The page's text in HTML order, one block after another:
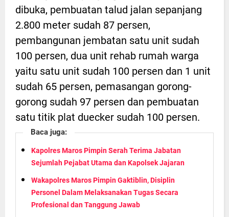
dibuka, pembuatan talud jalan sepanjang
2.800 meter sudah 87 persen,
pembangunan jembatan satu unit sudah
100 persen, dua unit rehab rumah warga
yaitu satu unit sudah 100 persen dan 1 unit
sudah 65 persen, pemasangan gorong-
gorong sudah 97 persen dan pembuatan
satu titik plat duecker sudah 100 persen.
Baca juga:
Kapolres Maros Pimpin Serah Terima Jabatan
Sejumlah Pejabat Utama dan Kapolsek Jajaran
Wakapolres Maros Pimpin Gaktiblin, Disiplin
Personel Dalam Melaksanakan Tugas Secara
Profesional dan Tanggung Jawab